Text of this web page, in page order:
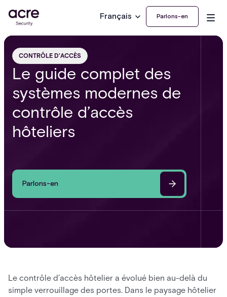
Français Parlons-en
CONTRÔLE D'ACCÈS
Le guide complet des
systèmes modernes de
contrôle d’accès
hôteliers
Parlons-en
Le contrôle d’accès hôtelier a évolué bien au-delà du
simple verrouillage des portes. Dans le paysage hôtelier